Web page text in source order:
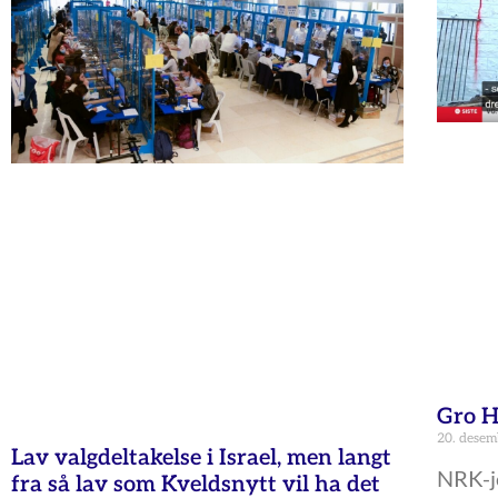
Lav valgdeltakelse i Israel, men langt
fra så lav som Kveldsnytt vil ha det
Gro
20.
NRK-